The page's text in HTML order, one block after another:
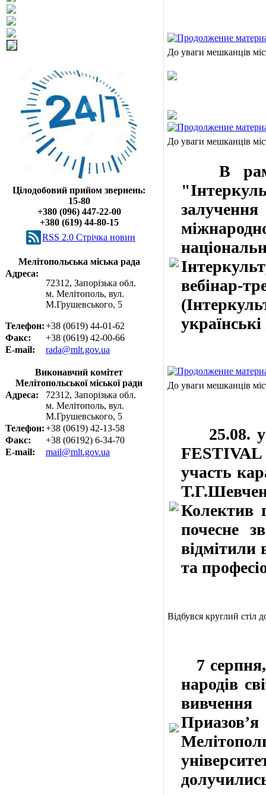
Цілодобовий прийом звернень:
15-80
+380 (096) 447-22-00
+380 (619) 44-80-15
RSS 2.0 Cтрічка новин
Мелітопольська міська рада
Адреса:
72312, Запорізька обл.
м. Мелітополь, вул.
М.Грушевського, 5
Телефон:+38 (0619) 44-01-62
Факс:
+38 (0619) 42-00-66
E-mail:
rada@mlt.gov.ua
Виконавчий комітет
Мелітопольської міської ради
Адреса:
72312, Запорізька обл.
м. Мелітополь, вул.
М.Грушевського, 5
Телефон:+38 (0619) 42-13-58
Факс:
+38 (06192) 6-34-70
E-mail:
mail@mlt.gov.ua
До уваги мешканців
До уваги мешканців
В
До уваги мешканців
25.08. у
участь
Колектив
почесне
відмітили
та
Відбувся круглий стіл
7 серпня,
народів
вивчення